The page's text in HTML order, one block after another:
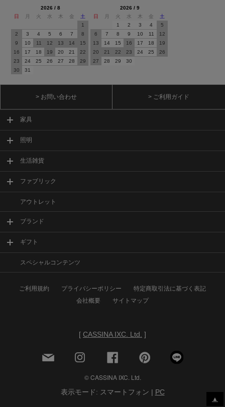
▲
2026 / 8
日
月 火 水 木 金
土
1
2
3 4 5 6 7
8
9
10 11 12 13 14
15
16
17 18 19 20 21
22
23
24 25 26 27 28
29
30
31
2026 / 9
日
月 火 水 木 金
土
1
2 3 4
5
6
7 8 9 10 11
12
13
14 15 16 17 18
19
20
21 22 23 24 25
26
27
28 29 30
> お問い合わせ > ご利用ガイド
家具
照明
生活雑貨
ファブリック
アウトレット
ブランド
ギフト
スペシャルコンテンツ
ご利用規約 プライバシーポリシー
特定商取引法に基づく表記
会社概要
サイトマップ
[ CASSINA IXC. Ltd. ]
© CASSINA IXC. Ltd.
表示モード: スマートフォン | PC